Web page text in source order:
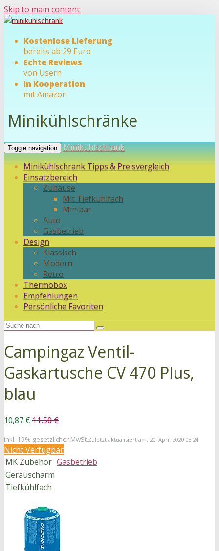
Skip to main content
Kostenlose Lieferung
bereits ab 29 Euro
Echte Reviews
von Usern
In Kooperation
mit Amazon
Minikühlschränke
Toggle navigation
Minikühlschrank
Minikühlschrank Tipps & Preisvergleich
Einsatzbereich
Zuhause
Mit Tiefkühlfach
Minibar
Auto
Gasbetrieb
Design
Klassisch
Modern
Retro
Thermobox
Empfehlungen
Persönliche Favoriten
Campingaz Ventil-
Gaskartusche CV 470 Plus,
blau
10,87 € 11,50 €
inkl. 19% gesetzlicher MwSt.Zuletzt aktualisiert am: 20. April 2020 08:24
Nicht Verfügbar
MK Zubehör Gasbetrieb
Geräuscharm
Tiefkühlfach